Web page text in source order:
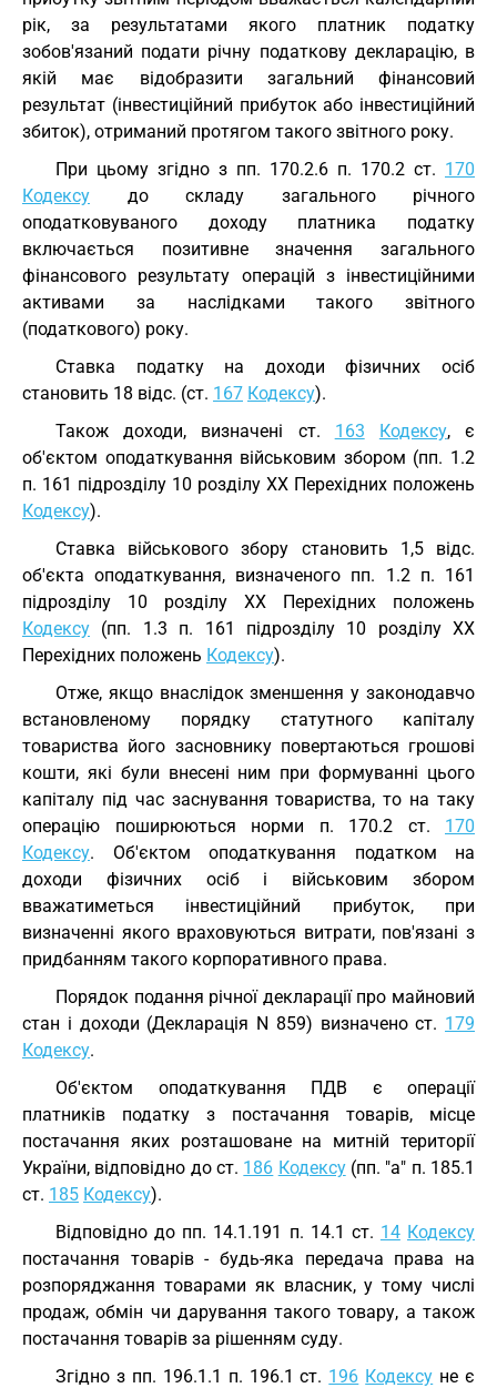
рік, за результатами якого платник податку
зобов'язаний подати річну податкову декларацію, в
якій має відобразити загальний фінансовий
результат (інвестиційний прибуток або інвестиційний
збиток), отриманий протягом такого звітного року.
При цьому згідно з пп. 170.2.6 п. 170.2 ст. 170
Кодексу до складу загального річного
оподатковуваного доходу платника податку
включається позитивне значення загального
фінансового результату операцій з інвестиційними
активами за наслідками такого звітного
(податкового) року.
Ставка податку на доходи фізичних осіб
становить 18 відс. (ст. 167 Кодексу).
Також доходи, визначені ст. 163 Кодексу, є
об'єктом оподаткування військовим збором (пп. 1.2
п. 161 підрозділу 10 розділу XX Перехідних положень
Кодексу).
Ставка військового збору становить 1,5 відс.
об'єкта оподаткування, визначеного пп. 1.2 п. 161
підрозділу 10 розділу XX Перехідних положень
Кодексу (пп. 1.3 п. 161 підрозділу 10 розділу XX
Перехідних положень Кодексу).
Отже, якщо внаслідок зменшення у законодавчо
встановленому порядку статутного капіталу
товариства його засновнику повертаються грошові
кошти, які були внесені ним при формуванні цього
капіталу під час заснування товариства, то на таку
операцію поширюються норми п. 170.2 ст. 170
Кодексу. Об'єктом оподаткування податком на
доходи фізичних осіб і військовим збором
вважатиметься інвестиційний прибуток, при
визначенні якого враховуються витрати, пов'язані з
придбанням такого корпоративного права.
Порядок подання річної декларації про майновий
стан і доходи (Декларація N 859) визначено ст. 179
Кодексу.
Об'єктом оподаткування ПДВ є операції
платників податку з постачання товарів, місце
постачання яких розташоване на митній території
України, відповідно до ст. 186 Кодексу(пп. "а" п. 185.1
ст. 185 Кодексу).
Відповідно до пп. 14.1.191 п. 14.1 ст. 14 Кодексу
постачання товарів - будь-яка передача права на
розпоряджання товарами як власник, у тому числі
продаж, обмін чи дарування такого товару, а також
постачання товарів за рішенням суду.
Згідно з пп. 196.1.1 п. 196.1 ст. 196 Кодексу не є